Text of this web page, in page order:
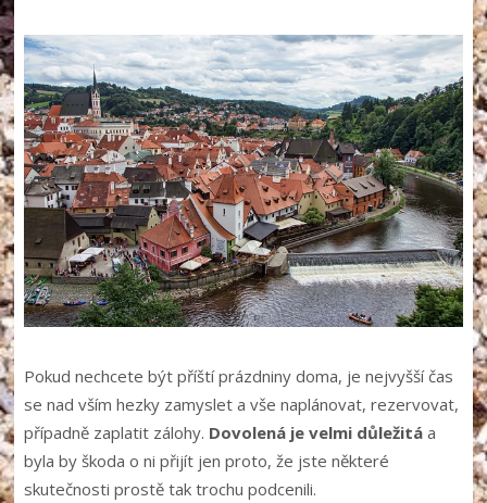
Pokud nechcete být příští prázdniny doma, je nejvyšší čas
se nad vším hezky zamyslet a vše naplánovat, rezervovat,
případně zaplatit zálohy. Dovolená je velmi důležitáa
byla by škoda o ni přijít jen proto, že jste některé
skutečnosti prostě tak trochu podcenili.